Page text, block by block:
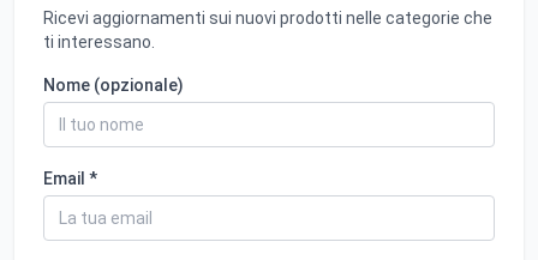
Ricevi aggiornamenti sui nuovi prodotti nelle categorie che
ti interessano.
Nome (opzionale)
Email *